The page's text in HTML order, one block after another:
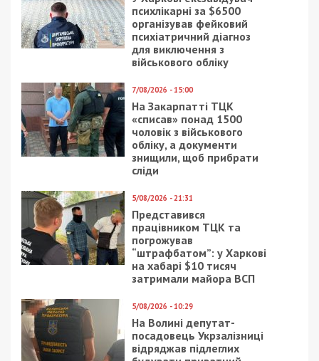
психлікарні за $6500
організував фейковий
психіатричний діагноз
для виключення з
військового обліку
7/08/2026 - 15:00
На Закарпатті ТЦК
«списав» понад 1500
чоловік з військового
обліку, а документи
знищили, щоб прибрати
сліди
5/08/2026 - 21:31
Представився
працівником ТЦК та
погрожував
“штрафбатом”: у Харкові
на хабарі $10 тисяч
затримали майора ВСП
5/08/2026 - 10:29
На Волині депутат-
посадовець Укрзалізниці
відряджав підлеглих